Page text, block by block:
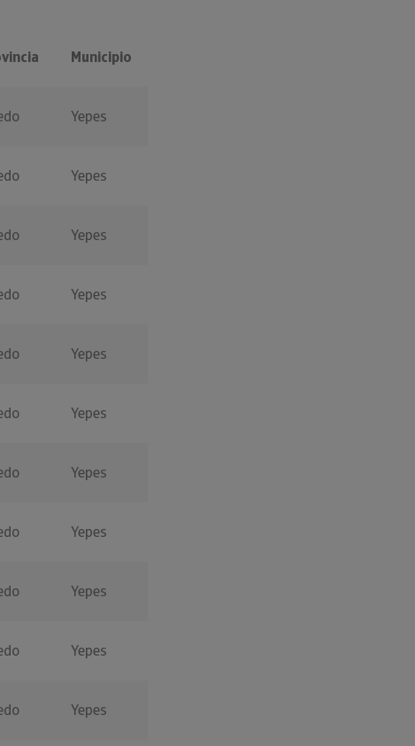
Municipio
Yepes
Yepes
Yepes
Yepes
Yepes
Yepes
Yepes
Yepes
Yepes
Yepes
Yepes